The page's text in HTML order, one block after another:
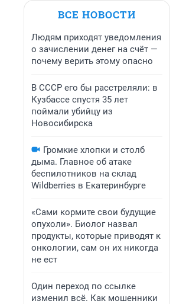
ВСЕ НОВОСТИ
Людям приходят уведомления
о зачислении денег на счёт —
почему верить этому опасно
В СССР его бы расстреляли: в
Кузбассе спустя 35 лет
поймали убийцу из
Новосибирска
Громкие хлопки и столб
дыма. Главное об атаке
беспилотников на склад
Wildberries в Екатеринбурге
«Сами кормите свои будущие
опухоли». Биолог назвал
продукты, которые приводят к
онкологии, сам он их никогда
не ест
Один переход по ссылке
изменил всё. Как мошенники